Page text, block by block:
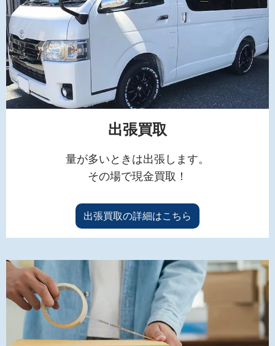
出張買取
量が多いときは出張します。
その場で現金買取！
出張買取の詳細はこちら